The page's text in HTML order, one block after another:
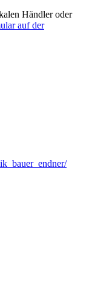
Händler oder
auf der